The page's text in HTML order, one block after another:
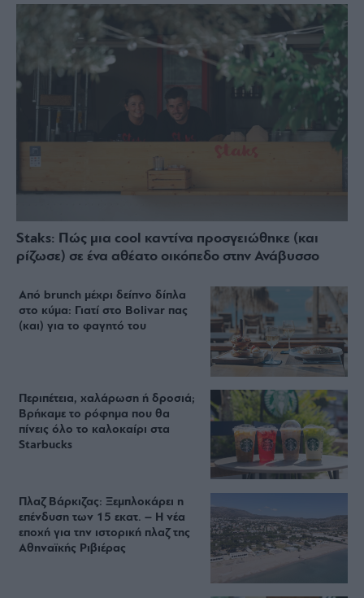
Staks: Πώς μια cool καντίνα προσγειώθηκε (και
ρίζωσε) σε ένα αθέατο οικόπεδο στην Ανάβυσσο
Από brunch μέχρι δείπνο δίπλα
στο κύμα: Γιατί στο Bolivar πας
(και) για το φαγητό του
Περιπέτεια, χαλάρωση ή δροσιά;
Βρήκαμε το ρόφημα που θα
πίνεις όλο το καλοκαίρι στα
Starbucks
Πλαζ Βάρκιζας: Ξεμπλοκάρει η
επένδυση των 15 εκατ. – Η νέα
εποχή για την ιστορική πλαζ της
Αθηναϊκής Ριβιέρας